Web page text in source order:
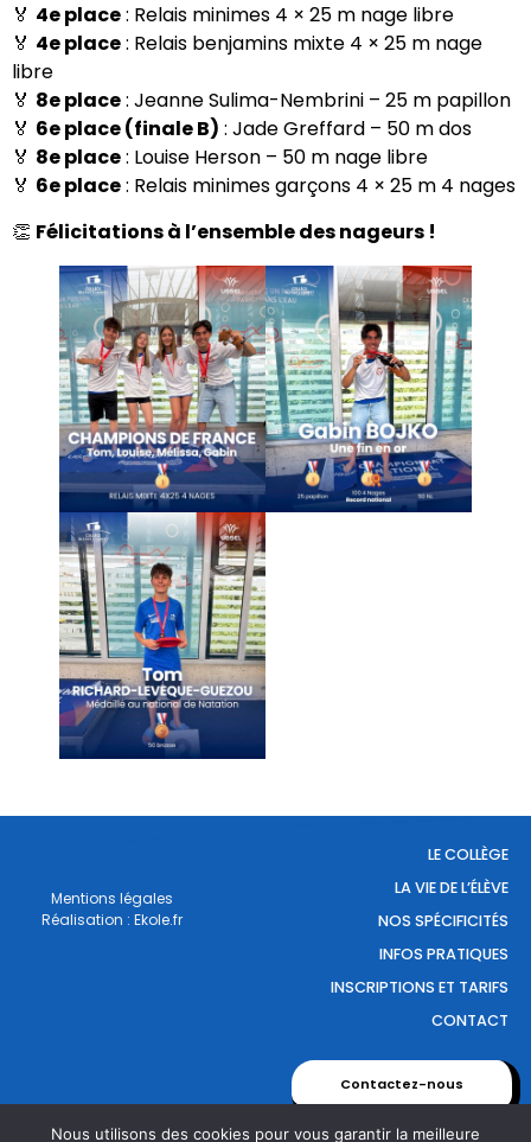
🏅 4e place: Relais minimes 4 × 25 m nage libre
🏅 4e place: Relais benjamins mixte 4 × 25 m nage
libre
🏅 8e place: Jeanne Sulima-Nembrini – 25 m papillon
🏅 6e place (finale B) : Jade Greffard – 50 m dos
🏅 8e place: Louise Herson – 50 m nage libre
🏅 6e place: Relais minimes garçons 4 × 25 m 4 nages
👏 Félicitations à l’ensemble des nageurs !
Mentions légales
Réalisation : Ekole.fr
LE COLLÈGE
LA VIE DE L’ÉLÈVE
NOS SPÉCIFICITÉS
INFOS PRATIQUES
INSCRIPTIONS ET TARIFS
CONTACT
Contactez-nous
Nous utilisons des cookies pour vous garantir la meilleure